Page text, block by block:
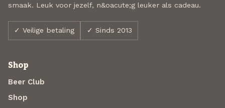
smaak. Leuk voor jezelf, n&oacute;g leuker als cadeau.
✓ Veilige betaling ✓ Sinds 2013
Shop
Beer Club
Shop